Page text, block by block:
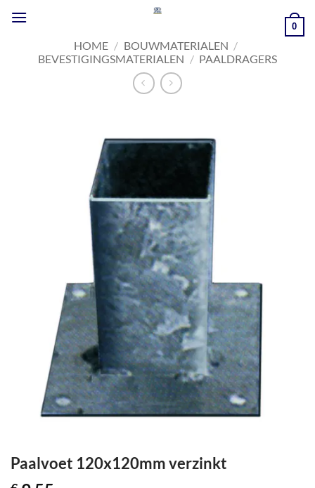
naar
0
HOME / BOUWMATERIALEN /
BEVESTIGINGSMATERIALEN / PAALDRAGERS
Paalvoet 120x120mm verzinkt